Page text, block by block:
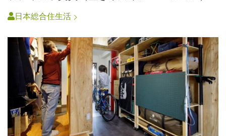
日本総合住生活